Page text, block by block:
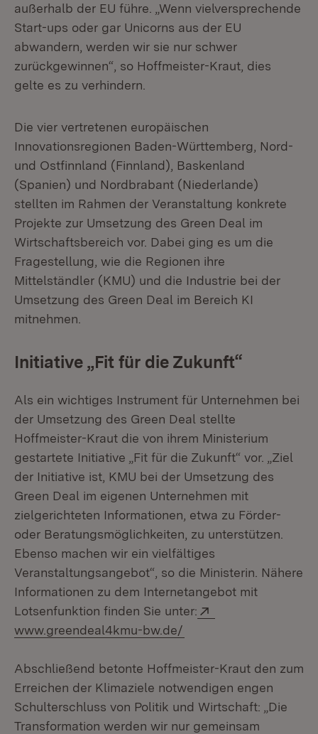
außerhalb der EU führe. „Wenn vielversprechende
Start-ups oder gar Unicorns aus der EU
abwandern, werden wir sie nur schwer
zurückgewinnen“, so Hoffmeister-Kraut, dies
gelte es zu verhindern.
Die vier vertretenen europäischen
Innovationsregionen Baden-Württemberg, Nord-
und Ostfinnland (Finnland), Baskenland
(Spanien) und Nordbrabant (Niederlande)
stellten im Rahmen der Veranstaltung konkrete
Projekte zur Umsetzung des Green Deal im
Wirtschaftsbereich vor. Dabei ging es um die
Fragestellung, wie die Regionen ihre
Mittelständler (KMU) und die Industrie bei der
Umsetzung des Green Deal im Bereich KI
mitnehmen.
Initiative „Fit für die Zukunft“
Als ein wichtiges Instrument für Unternehmen bei
der Umsetzung des Green Deal stellte
Hoffmeister-Kraut die von ihrem Ministerium
gestartete Initiative „Fit für die Zukunft“ vor. „Ziel
der Initiative ist, KMU bei der Umsetzung des
Green Deal im eigenen Unternehmen mit
zielgerichteten Informationen, etwa zu Förder-
oder Beratungsmöglichkeiten, zu unterstützen.
Ebenso machen wir ein vielfältiges
Veranstaltungsangebot“, so die Ministerin. Nähere
Informationen zu dem Internetangebot mit
Lotsenfunktion finden Sie unter:
www.greendeal4kmu-bw.de/
Abschließend betonte Hoffmeister-Kraut den zum
Erreichen der Klimaziele notwendigen engen
Schulterschluss von Politik und Wirtschaft: „Die
Transformation werden wir nur gemeinsam